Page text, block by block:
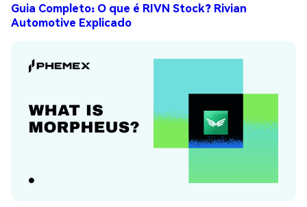
Guia Completo: O que é RIVN Stock? Rivian
Automotive Explicado